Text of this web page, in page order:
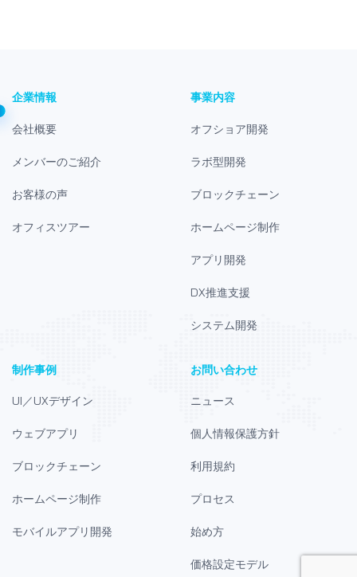
企業情報
会社概要
メンバーのご紹介
お客様の声
オフィスツアー
事業内容
オフショア開発
ラボ型開発
ブロックチェーン
ホームページ制作
アプリ開発
DX推進支援
システム開発
制作事例
UI／UXデザイン
ウェブアプリ
ブロックチェーン
ホームページ制作
モバイルアプリ開発
お問い合わせ
ニュース
個人情報保護方針
利用規約
プロセス
始め方
価格設定モデル